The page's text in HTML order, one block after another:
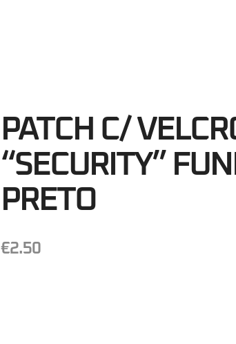
PATCH C/
“SECURITY”
PRETO
€2.50